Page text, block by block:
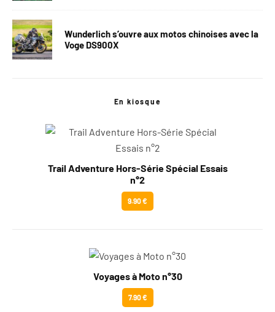
Wunderlich s’ouvre aux motos chinoises avec la
Voge DS900X
En kiosque
Trail Adventure Hors-Série Spécial Essais
n°2
9.90 €
Voyages à Moto n°30
7.90 €